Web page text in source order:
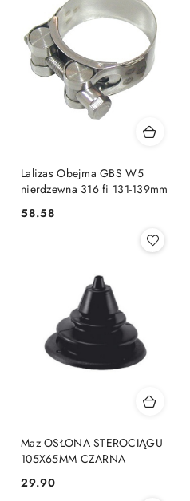
Lalizas Obejma GBS W5
nierdzewna 316 fi 131-139mm
Cena:
58.58
Maz OSŁONA STEROCIĄGU
105X65MM CZARNA
Cena:
29.90